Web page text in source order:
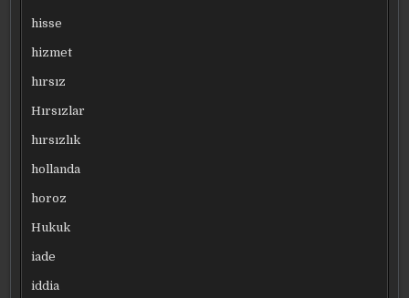
hisse
hizmet
hırsız
Hırsızlar
hırsızlık
hollanda
horoz
Hukuk
iade
iddia